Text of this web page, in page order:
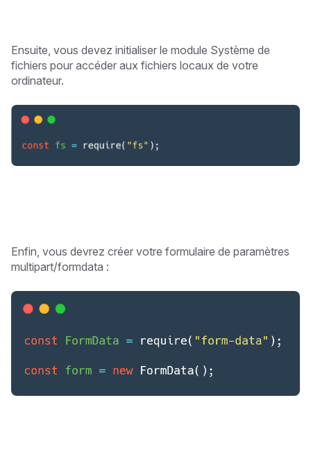
Ensuite, vous devez initialiser le module Système de
fichiers pour accéder aux fichiers locaux de votre
ordinateur.
Enfin, vous devrez créer votre formulaire de paramètres
multipart/formdata :